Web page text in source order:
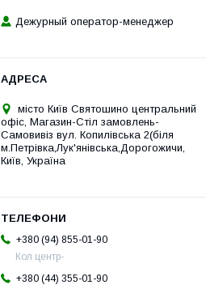
Дежурный оператор-менеджер
місто Київ Святошино центральний
офіс, Магазин-Стіл замовлень-
Самовивіз вул. Копилівська 2(біля
м.Петрівка,Лук'янівська,Дорогожичи,
Київ, Україна
+380 (94) 855-01-90
Кол центр-
+380 (44) 355-01-90